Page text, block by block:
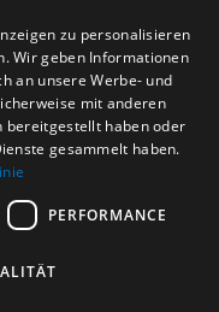
zu personalisieren
Wir geben Informationen
an unsere Werbe- und
mit anderen
bereitgestellt haben oder
gesammelt haben.
PERFORMANCE